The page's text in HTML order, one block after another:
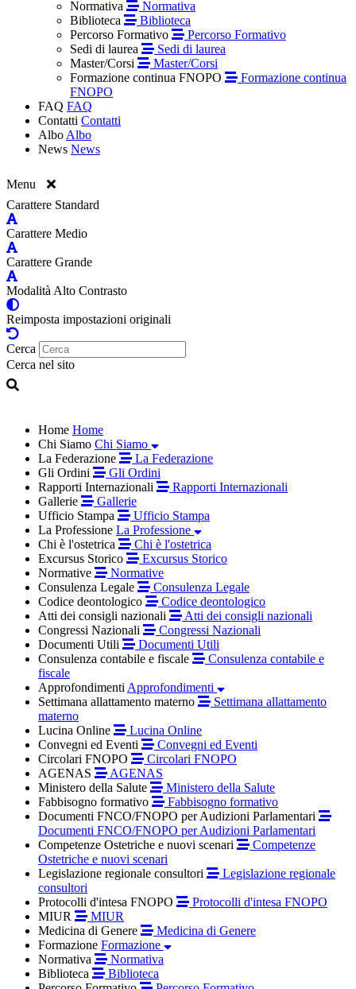
Normativa
Normativa
Biblioteca
Biblioteca
Percorso Formativo
Percorso Formativo
Sedi di laurea
Sedi di laurea
Master/Corsi
Master/Corsi
Formazione continua FNOPO
Formazione continua
FNOPO
FAQ FAQ
Contatti Contatti
Albo Albo
News News
Menu
Carattere Standard
Carattere Medio
Carattere Grande
Modalità Alto Contrasto
Reimposta impostazioni originali
Cerca
Cerca nel sito
Home Home
Chi Siamo Chi Siamo
La Federazione
La Federazione
Gli Ordini
Gli Ordini
Rapporti Internazionali
Rapporti Internazionali
Gallerie
Gallerie
Ufficio Stampa
Ufficio Stampa
La Professione La Professione
Chi è l'ostetrica
Chi è l'ostetrica
Excursus Storico
Excursus Storico
Normative
Normative
Consulenza Legale
Consulenza Legale
Codice deontologico
Codice deontologico
Atti dei consigli nazionali
Atti dei consigli nazionali
Congressi Nazionali
Congressi Nazionali
Documenti Utili
Documenti Utili
Consulenza contabile e fiscale
Consulenza contabile e
fiscale
Approfondimenti Approfondimenti
Settimana allattamento materno
Settimana allattamento
materno
Lucina Online
Lucina Online
Convegni ed Eventi
Convegni ed Eventi
Circolari FNOPO
Circolari FNOPO
AGENAS
AGENAS
Ministero della Salute
Ministero della Salute
Fabbisogno formativo
Fabbisogno formativo
Documenti FNCO/FNOPO per Audizioni Parlamentari
Documenti FNCO/FNOPO per Audizioni Parlamentari
Competenze Ostetriche e nuovi scenari
Competenze
Ostetriche e nuovi scenari
Legislazione regionale consultori
Legislazione regionale
consultori
Protocolli d'intesa FNOPO
Protocolli d'intesa FNOPO
MIUR
MIUR
Medicina di Genere
Medicina di Genere
Formazione Formazione
Normativa
Normativa
Biblioteca
Biblioteca